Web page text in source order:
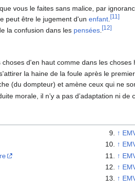
vous le faites sans malice, par
peut être le jugement d'unenfant .[11]
la confusion dans les pensées.[12]
d'en haut comme dans les
la haine de la foule après le
(du dompteur) et amène ceux qui ne
morale, il n’y a pas d’adaptation ni de
↑
↑
↑
↑
↑